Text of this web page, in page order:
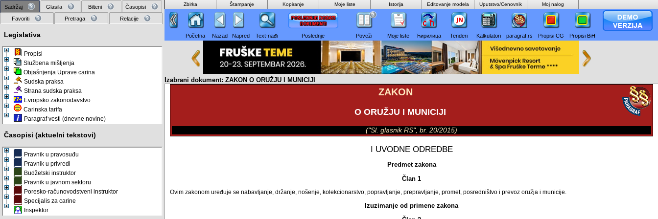
Sadržaj Glasila Bilteni
Časopisi
Favoriti
Pretraga Relacije
Legislativa
Propisi
Službena mišljenja
Objašnjenja Uprave carina
Sudska praksa
Strana sudska praksa
Evropsko zakonodavstvo
Carinska tarifa
Paragraf vesti (dnevne novine)
Časopisi (aktuelni tekstovi)
Pravnik u pravosuđu
Pravnik u privredi
Budžetski instruktor
Pravnik u javnom sektoru
Poresko-računovodstveni instruktor
Specijalis za carine
Inspektor
Zbirka Štampanje Kopiranje Moje liste Istorija Editovanje modela Uputstvo/Cenovnik Moj nalog
Početna Nazad Napred Text-nađi Poslednje Poveži Moje liste Ћирилица Tenderi Kalkulatori paragraf.rs Propisi CG Propisi BiH
Izabrani dokument: ZAKON O ORUŽJU I MUNICIJI
ZAKON
O ORUŽJU I MUNICIJI
("Sl. glasnik RS", br. 20/2015)
I UVODNE ODREDBE
Predmet zakona
Član 1
Ovim zakonom uređuje se nabavljanje, držanje, nošenje, kolekcionarstvo, popravljanje, prepravljanje, promet, posredništvo i prevoz oružja i municije.
Izuzimanje od primene zakona